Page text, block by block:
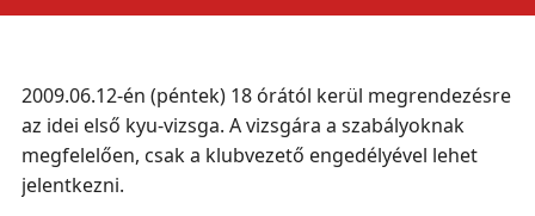
2009.06.12-én (péntek) 18 órától kerül megrendezésre
az idei első kyu-vizsga. A vizsgára a szabályoknak
megfelelően, csak a klubvezető engedélyével lehet
jelentkezni.